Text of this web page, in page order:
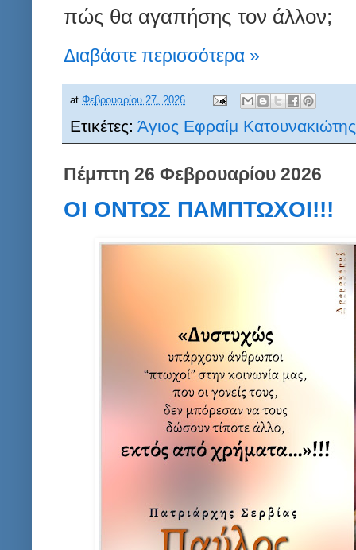
πώς θα αγαπήσης τον άλλον;
Διαβάστε περισσότερα »
at Φεβρουαρίου 27, 2026
Ετικέτες: Άγιος Εφραίμ Κατουνακιώτης
Πέμπτη 26 Φεβρουαρίου 2026
ΟΙ ΟΝΤΩΣ ΠΑΜΠΤΩΧΟΙ!!!